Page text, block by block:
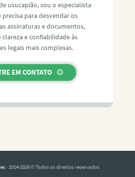
usucapião, sou o especialista
precisa para desvendar os
assinaturas e documentos,
e confiabilidade às
legais mais complexas.
EM CONTATO
· 2014-2026 © Todos os direitos reservados